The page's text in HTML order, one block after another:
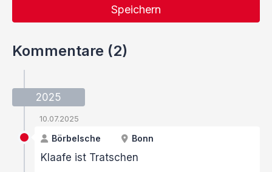
Speichern
Kommentare (2)
2025
10.07.2025
Börbelsche Bonn
Klaafe ist Tratschen